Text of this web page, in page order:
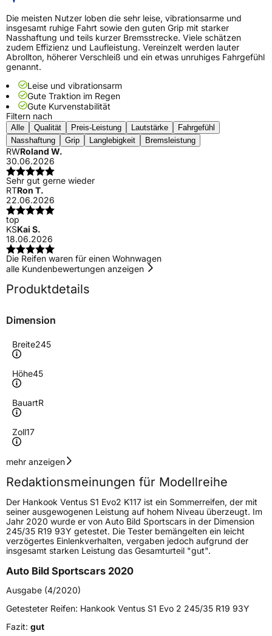
Die meisten Nutzer loben die sehr leise, vibrationsarme und
insgesamt ruhige Fahrt sowie den guten Grip mit starker
Nasshaftung und teils kurzer Bremsstrecke. Viele schätzen
zudem Effizienz und Laufleistung. Vereinzelt werden lauter
Abrollton, höherer Verschleiß und ein etwas unruhiges Fahrgefühl
genannt.
Leise und vibrationsarm
Gute Traktion im Regen
Gute Kurvenstabilität
Filtern nach
Alle Qualität Preis-Leistung Lautstärke
Fahrgefühl
Nasshaftung
Grip Langlebigkeit Bremsleistung
RWRoland W.
30.06.2026
Sehr gut gerne wieder
RTRon T.
22.06.2026
top
KSKai S.
18.06.2026
Die Reifen waren für einen Wohnwagen
alle Kundenbewertungen anzeigen
Produktdetails
Dimension
Breite245
Höhe45
BauartR
Zoll17
Geschwindigkeitsindex
Höchstgeschwindigkeit
300 km/h
Lastindex99
Höchstlast775 kg
Gewicht (in kg)10,956 kg
FahrzeugtypPKW
Verwendung
mehr anzeigen
Redaktionsmeinungen für Modellreihe
Der Hankook Ventus S1 Evo2 K117 ist ein Sommerreifen, der mit
seiner ausgewogenen Leistung auf hohem Niveau überzeugt. Im
Jahr 2020 wurde er von Auto Bild Sportscars in der Dimension
245/35 R19 93Y getestet. Die Tester bemängelten ein leicht
verzögertes Einlenkverhalten, vergaben jedoch aufgrund der
insgesamt starken Leistung das Gesamturteil "gut".
Auto Bild Sportscars 2020
Ausgabe (4/2020)
Getesteter Reifen: Hankook Ventus S1 Evo 2 245/35 R19 93Y
Fazit: gut